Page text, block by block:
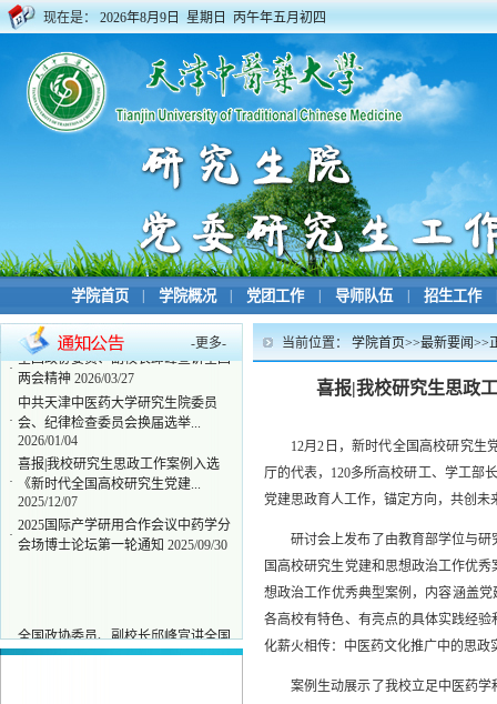
现在是： 2026年8月9日 星期日 丙午年五月初四
学院首页 学院概况 党团工作 导师队伍 招生工作
-更多-
·
全国政协委员、副校长邱峰宣讲全国
两会精神 2026/03/27
·
中共天津中医药大学研究生院委员
会、纪律检查委员会换届选举...
2026/01/04
·
喜报|我校研究生思政工作案例入选
《新时代全国高校研究生党建...
2025/12/07
·
2025国际产学研用合作会议中药学分
会场博士论坛第一轮通知 2025/09/30
·
全国政协委员、副校长邱峰宣讲全国
两会精神 2026/03/27
当前位置： 学院首页>>最新要闻>>
喜报|我校研究生思政
12月2日，新时代全国高校研究生
厅的代表，120多所高校研工、学工部
党建思政育人工作，锚定方向，共创未
研讨会上发布了由教育部学位与
国高校研究生党建和思想政治工作优
想政治工作优秀典型案例，内容涵盖
各高校有特色、有亮点的具体实践经
化薪火相传：中医药文化推广中的思政
案例生动展示了我校立足中医药